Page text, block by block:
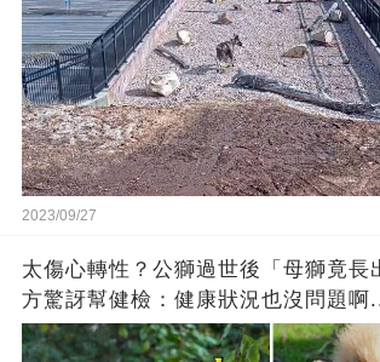
2023/09/27
太傷心轉性？公獅過世後「母獅竟
方驚訝幫健檢：健康狀況也沒問題啊